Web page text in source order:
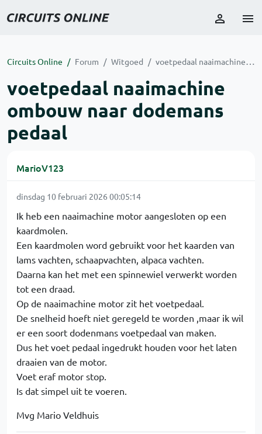
Circuits Online Forum Witgoed voetpedaal naaimachine ombouw naar dodemans pedaal
voetpedaal naaimachine
ombouw naar dodemans
pedaal
MarioV123
dinsdag 10 februari 2026 00:05:14
Ik heb een naaimachine motor aangesloten op een
kaardmolen.
Een kaardmolen word gebruikt voor het kaarden van
lams vachten, schaapvachten, alpaca vachten.
Daarna kan het met een spinnewiel verwerkt worden
tot een draad.
Op de naaimachine motor zit het voetpedaal.
De snelheid hoeft niet geregeld te worden ,maar ik wil
er een soort dodenmans voetpedaal van maken.
Dus het voet pedaal ingedrukt houden voor het laten
draaien van de motor.
Voet eraf motor stop.
Is dat simpel uit te voeren.
Mvg Mario Veldhuis